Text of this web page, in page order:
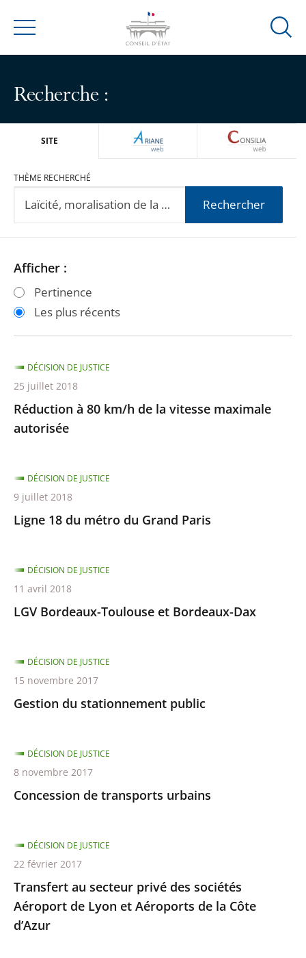
Menu
Ouvrir
Recherche :
SITE ARIANEWEB
THÈME RECHERCHÉ
Rechercher
Passer
les
filtres
après
Passer
les
filtres
avant
Afficher :
Pertinence
Les plus récents
Réduction à 80 km/h de la vitesse maximale
autorisée
DÉCISION DE JUSTICE
25 juillet 2018
Ligne 18 du métro du Grand Paris
DÉCISION DE JUSTICE
9 juillet 2018
LGV Bordeaux-Toulouse et Bordeaux-Dax
DÉCISION DE JUSTICE
11 avril 2018
Gestion du stationnement public
DÉCISION DE JUSTICE
15 novembre 2017
Concession de transports urbains
DÉCISION DE JUSTICE
8 novembre 2017
Transfert au secteur privé des sociétés
Aéroport de Lyon et Aéroports de la Côte
d’Azur
DÉCISION DE JUSTICE
22 février 2017